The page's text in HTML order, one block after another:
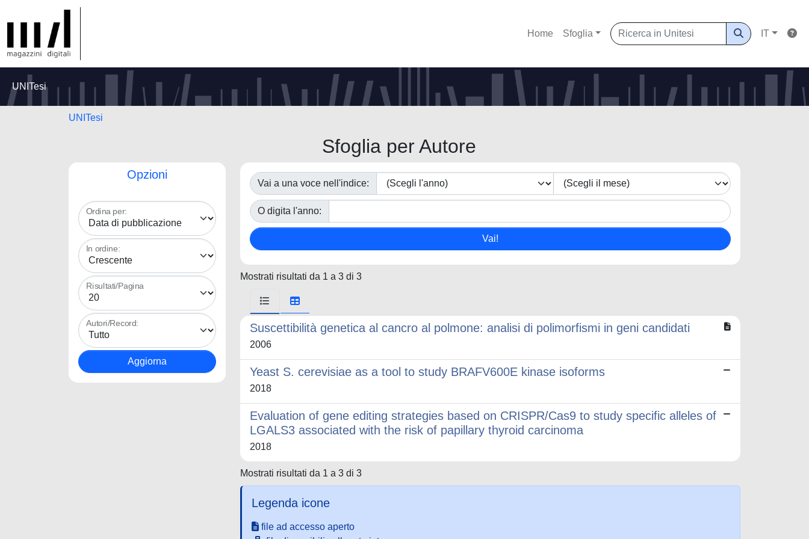
Home Sfoglia IT
UNITesi
UNITesi
Sfoglia per Autore
Opzioni
Ordina per:
In ordine:
Risultati/Pagina
Autori/Record:
Vai a una voce nell'indice:
O digita l'anno:
Mostrati risultati da 1 a 3 di 3
Suscettibilità genetica al cancro al polmone: analisi di polimorfismi in geni candidati
2006
Yeast S. cerevisiae as a tool to study BRAFV600E kinase isoforms
2018
Evaluation of gene editing strategies based on CRISPR/Cas9 to study specific alleles of
LGALS3 associated with the risk of papillary thyroid carcinoma
2018
Mostrati risultati da 1 a 3 di 3
Legenda icone
file ad accesso aperto